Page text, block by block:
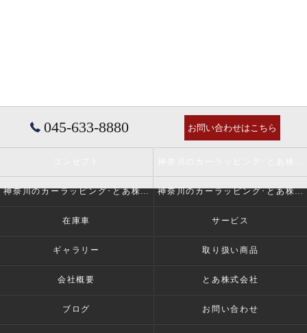
045-633-8880 お問い合わせはこちら
神奈川のカーラッピング･とあ株式会社の評判 神奈川のカーラッピング･とあ株式会社のお客様の声
在庫車 サービス
ギャラリー 取り扱い商品
会社概要 とあ株式会社
ブログ お問い合わせ